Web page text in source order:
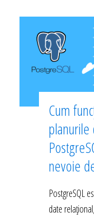
Cum
planurile
nevoie
PostgreSQL
date